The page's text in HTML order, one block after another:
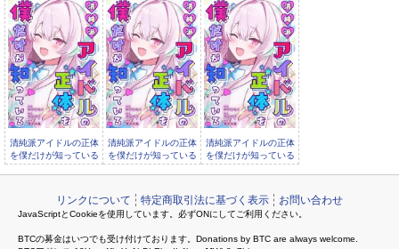
[TL]オネエ系ヤクザに
毎晩溺愛されてます
清純派アイドルの正体
を僕だけが知っている
1
清純派アイドルの正体
を僕だけが知っている
8
清純派アイドルの正体
を僕だけが知っている
6
リンクについて 特定商取引法に基づく表示 お問い合わせ
JavaScriptとCookieを使用しています。必ずONにしてご利用ください。
BTCの募金はいつでも受け付けております。Donations by BTC are always welcome.